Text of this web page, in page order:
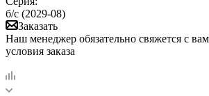
б/с (2029-08)
Заказать
Наш менеджер обязательно свяжется с
условия заказа